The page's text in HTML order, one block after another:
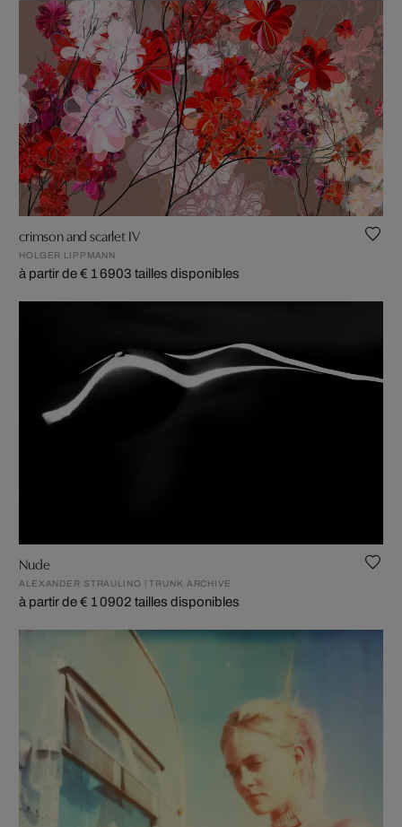
crimson and scarlet IV
HOLGER LIPPMANN
à partir de € 1 6903 tailles disponibles
Nude
ALEXANDER STRAULINO | TRUNK ARCHIVE
à partir de € 1 0902 tailles disponibles